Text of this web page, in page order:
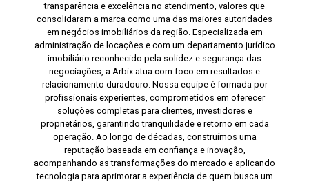
transparência e excelência no atendimento, valores que
consolidaram a marca como uma das maiores autoridades
em negócios imobiliários da região. Especializada em
administração de locações e com um departamento jurídico
imobiliário reconhecido pela solidez e segurança das
negociações, a Arbix atua com foco em resultados e
relacionamento duradouro. Nossa equipe é formada por
profissionais experientes, comprometidos em oferecer
soluções completas para clientes, investidores e
proprietários, garantindo tranquilidade e retorno em cada
operação. Ao longo de décadas, construímos uma
reputação baseada em confiança e inovação,
acompanhando as transformações do mercado e aplicando
tecnologia para aprimorar a experiência de quem busca um